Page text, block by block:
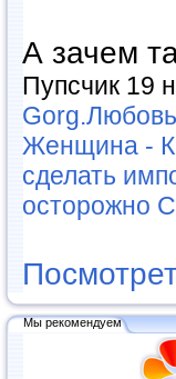
А зачем
Пупсчик 19
Женщина -
сделать
осторожно
Мы рекомендуем